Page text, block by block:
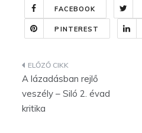
FACEBOOK
PINTEREST
Bejegyzés
navigáció
A lázadásban rejlő
veszély – Siló 2. évad
kritika